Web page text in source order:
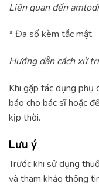
Liên quan đến
* Đa số kèm tắc mật.
Hướng dẫn cách xử
Khi gặp tác dụng phụ
báo cho bác sĩ hoặc
kịp thời.
Lưu ý
Trước khi sử dụng
và tham khảo thông